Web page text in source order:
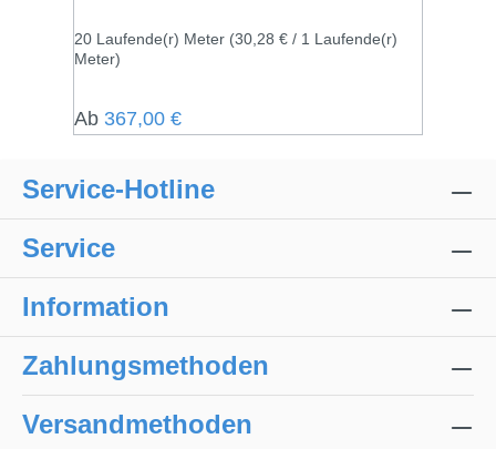
20 Laufende(r) Meter (30,28 € / 1 Laufende(r)
Meter)
Regulärer Preis:
Ab 367,00 €
Service-Hotline
Service
Information
Zahlungsmethoden
Versandmethoden